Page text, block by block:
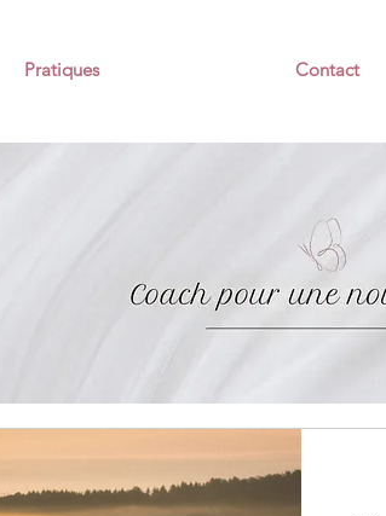
Pratiques Contact